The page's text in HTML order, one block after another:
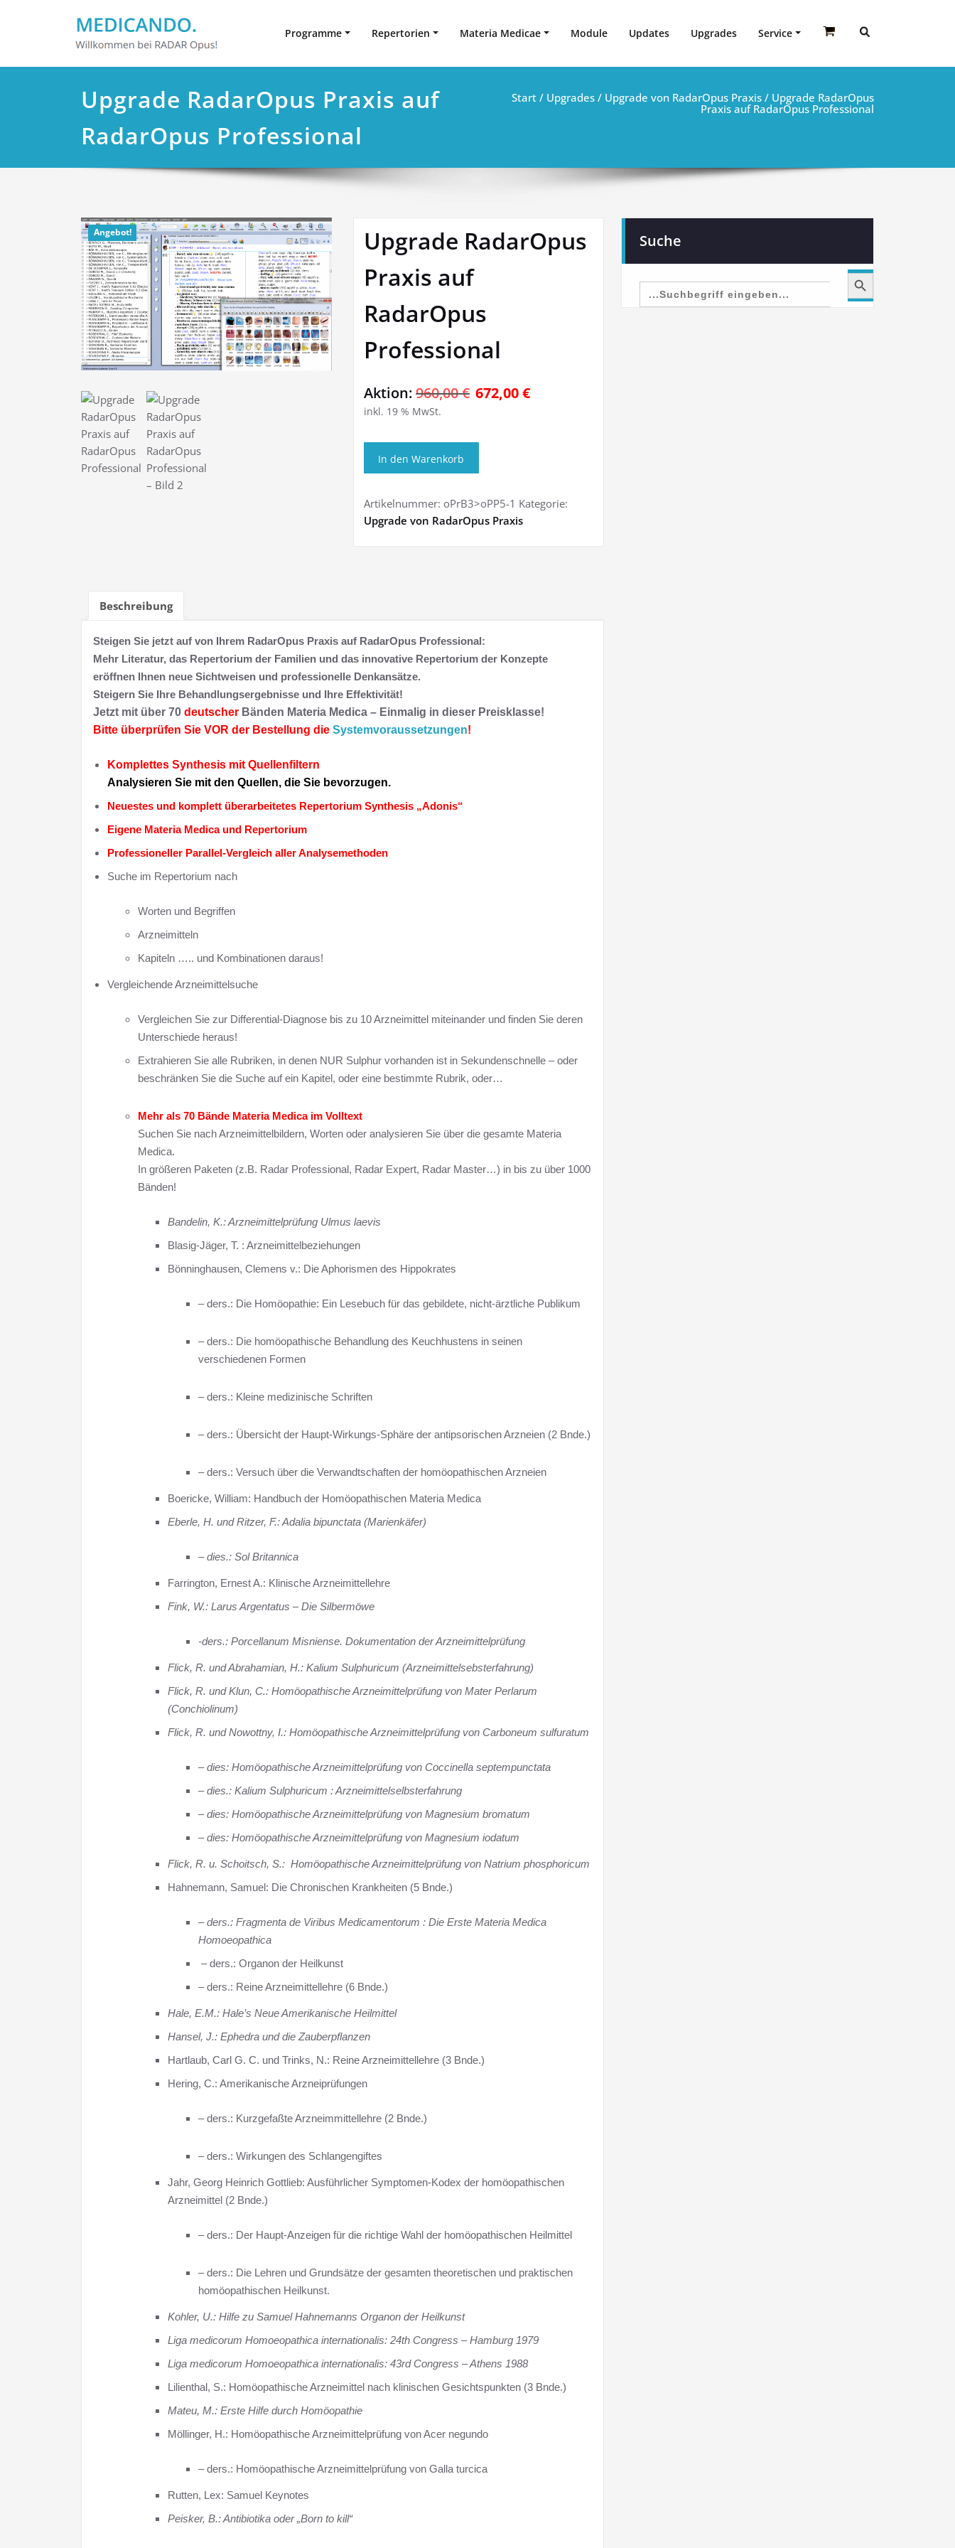
Programme Repertorien Materia Medicae Module Updates Upgrades Service
Upgrade RadarOpus Praxis auf
RadarOpus Professional
Start / Upgrades / Upgrade von RadarOpus Praxis / Upgrade RadarOpus
Praxis auf RadarOpus Professional
Angebot!
Upgrade RadarOpus
Praxis auf
RadarOpus
Professional
Aktion:960,00€ Ursprünglicher
war:
672,00€
inkl. 19 % MwSt.
RadarOpus
auf
RadarOpus
In den Warenkorb
Artikelnummer: oPrB3>oPP5-1 Kategorie:
Upgrade von RadarOpus Praxis
Beschreibung
Steigen Sie jetzt auf von Ihrem RadarOpus Praxis auf RadarOpus Professional:
Mehr Literatur, das Repertorium der Familien und das innovative Repertorium der Konzepte
eröffnen Ihnen neue Sichtweisen und professionelle Denkansätze.
Steigern Sie Ihre Behandlungsergebnisse und Ihre Effektivität!
Jetzt mit über 70 deutscher Bänden Materia Medica – Einmalig in dieser Preisklasse!
Bitte überprüfen Sie VOR der Bestellung die Systemvoraussetzungen!
Komplettes Synthesis mit Quellenfiltern
Analysieren Sie mit den Quellen, die Sie bevorzugen.
Neuestes und komplett überarbeitetes Repertorium Synthesis „Adonis“
Eigene Materia Medica und Repertorium
Professioneller Parallel-Vergleich aller Analysemethoden
Suche im Repertorium nach
Worten und Begriffen
Arzneimitteln
Kapiteln ….. und Kombinationen daraus!
Vergleichende Arzneimittelsuche
Vergleichen Sie zur Differential-Diagnose bis zu 10 Arzneimittel miteinander und finden Sie deren
Unterschiede heraus!
Extrahieren Sie alle Rubriken, in denen NUR Sulphur vorhanden ist in Sekundenschnelle – oder
beschränken Sie die Suche auf ein Kapitel, oder eine bestimmte Rubrik, oder…
Mehr als 70 Bände Materia Medica im Volltext
Suchen Sie nach Arzneimittelbildern, Worten oder analysieren Sie über die gesamte Materia
Medica.
In größeren Paketen (z.B. Radar Professional, Radar Expert, Radar Master…) in bis zu über 1000
Bänden!
Bandelin, K.: Arzneimittelprüfung Ulmus laevis
Blasig-Jäger, T. : Arzneimittelbeziehungen
Bönninghausen, Clemens v.: Die Aphorismen des Hippokrates
– ders.: Die Homöopathie: Ein Lesebuch für das gebildete, nicht-ärztliche Publikum
– ders.: Die homöopathische Behandlung des Keuchhustens in seinen
verschiedenen Formen
– ders.: Kleine medizinische Schriften
– ders.: Übersicht der Haupt-Wirkungs-Sphäre der antipsorischen Arzneien (2 Bnde.)
– ders.: Versuch über die Verwandtschaften der homöopathischen Arzneien
Boericke, William: Handbuch der Homöopathischen Materia Medica
Eberle, H. und Ritzer, F.: Adalia bipunctata (Marienkäfer)
– dies.: Sol Britannica
Farrington, Ernest A.: Klinische Arzneimittellehre
Fink, W.: Larus Argentatus – Die Silbermöwe
-ders.: Porcellanum Misniense. Dokumentation der Arzneimittelprüfung
Flick, R. und Abrahamian, H.: Kalium Sulphuricum (Arzneimittelsebsterfahrung)
Flick, R. und Klun, C.: Homöopathische Arzneimittelprüfung von Mater Perlarum
(Conchiolinum)
Flick, R. und Nowottny, I.: Homöopathische Arzneimittelprüfung von Carboneum sulfuratum
– dies: Homöopathische Arzneimittelprüfung von Coccinella septempunctata
– dies.: Kalium Sulphuricum : Arzneimittelselbsterfahrung
– dies: Homöopathische Arzneimittelprüfung von Magnesium bromatum
– dies: Homöopathische Arzneimittelprüfung von Magnesium iodatum
Flick, R. u. Schoitsch, S.: Homöopathische Arzneimittelprüfung von Natrium phosphoricum
Hahnemann, Samuel: Die Chronischen Krankheiten (5 Bnde.)
–ders.: Fragmenta de Viribus Medicamentorum : Die Erste Materia Medica
Homoeopathica
– ders.: Organon der Heilkunst
– ders.: Reine Arzneimittellehre (6 Bnde.)
Hale, E.M.: Hale’s Neue Amerikanische Heilmittel
Hansel, J.: Ephedra und die Zauberpflanzen
Hartlaub, Carl G. C. und Trinks, N.: Reine Arzneimittellehre (3 Bnde.)
Hering, C.: Amerikanische Arzneiprüfungen
– ders.: Kurzgefaßte Arzneimmittellehre (2 Bnde.)
– ders.: Wirkungen des Schlangengiftes
Jahr, Georg Heinrich Gottlieb: Ausführlicher Symptomen-Kodex der homöopathischen
Arzneimittel (2 Bnde.)
– ders.: Der Haupt-Anzeigen für die richtige Wahl der homöopathischen Heilmittel
– ders.: Die Lehren und Grundsätze der gesamten theoretischen und praktischen
homöopathischen Heilkunst.
Kohler, U.: Hilfe zu Samuel Hahnemanns Organon der Heilkunst
Liga medicorum Homoeopathica internationalis: 24th Congress – Hamburg 1979
Liga medicorum Homoeopathica internationalis: 43rd Congress – Athens 1988
Lilienthal, S.: Homöopathische Arzneimittel nach klinischen Gesichtspunkten (3 Bnde.)
Mateu, M.: Erste Hilfe durch Homöopathie
Möllinger, H.: Homöopathische Arzneimittelprüfung von Acer negundo
– ders.: Homöopathische Arzneimittelprüfung von Galla turcica
Rutten, Lex: Samuel Keynotes
Peisker, B.: Antibiotika oder „Born to kill“
Suche
Search
for:
Search Button